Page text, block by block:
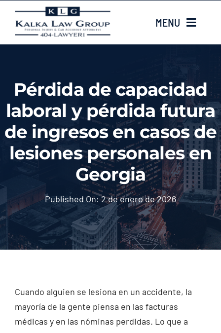
content
MENU
Sobre nosotros
CASE TYPES
Case Results
Contacta con nosotros
Injured? Call
(404) 529-9371
Pérdida de capacidad
laboral y pérdida futura
de ingresos en casos de
lesiones personales en
Georgia
Published On: 2 de enero de 2026
Cuando alguien se lesiona en un accidente, la
mayoría de la gente piensa en las facturas
médicas y en las nóminas perdidas. Lo que a